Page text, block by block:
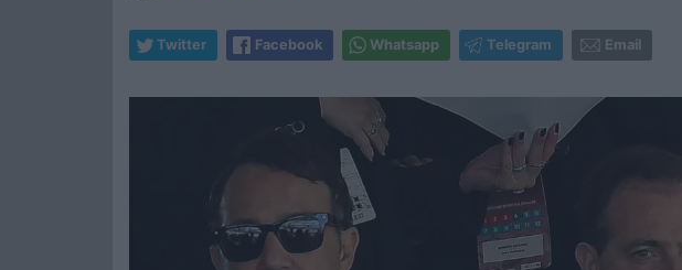
Twitter Facebook Whatsapp Telegram Email